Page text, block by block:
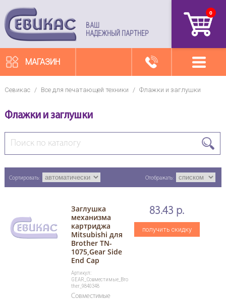
ВАШ
НАДЕЖНЫЙ ПАРТНЕР
0
МАГАЗИН
Севикас / Все для печатающей техники / Флажки и заглушки
Флажки и заглушки
Сортировать: Отображать:
Заглушка
механизма
картриджа
Mitsubishi для
Brother TN-
1075,Gear Side
End Cap
Артикул:
GEAR_Совместимые_Bro
ther_9840348
Совместимые
83.43 р.
получить скидку